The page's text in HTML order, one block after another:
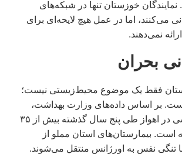
خوزستان تنها در شبکه‌های
می‌کنند، اما در عمل هیچ لایحه‌ای برای
نمی‌دهند.
بحران
فقط یک موضوع محیط‌زیستی نیست؛
بر اساس داده‌های وزارت بهداشت،
شمار بیماران تنفسی در اهواز طی پنج سال گذشته بیش از ۳۵
است. بیمارستان‌های استان مملو از
تنگی نفس به اورژانس منتقل می‌شوند.